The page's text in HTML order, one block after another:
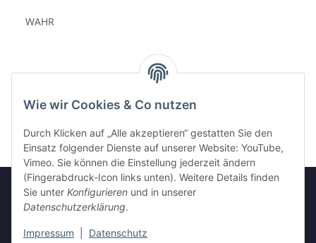
Wie wir Cookies & Co nutzen
Durch Klicken auf „Alle akzeptieren“ gestatten Sie den
Einsatz folgender Dienste auf unserer Website: YouTube,
Vimeo. Sie können die Einstellung jederzeit ändern
(Fingerabdruck-Icon links unten). Weitere Details finden
Sie unter Konfigurieren und in unserer
Datenschutzerklärung.
Impressum Datenschutz
WAHR